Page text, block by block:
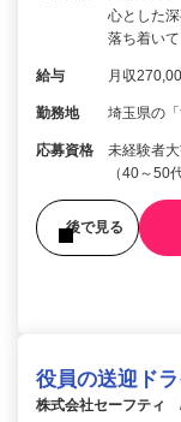
心とした
落ち着い
給与 月収
勤務地 埼玉県の
応募資格
未経験者
（40～
後で見る
役員の送迎ド
株式会社セーフティ